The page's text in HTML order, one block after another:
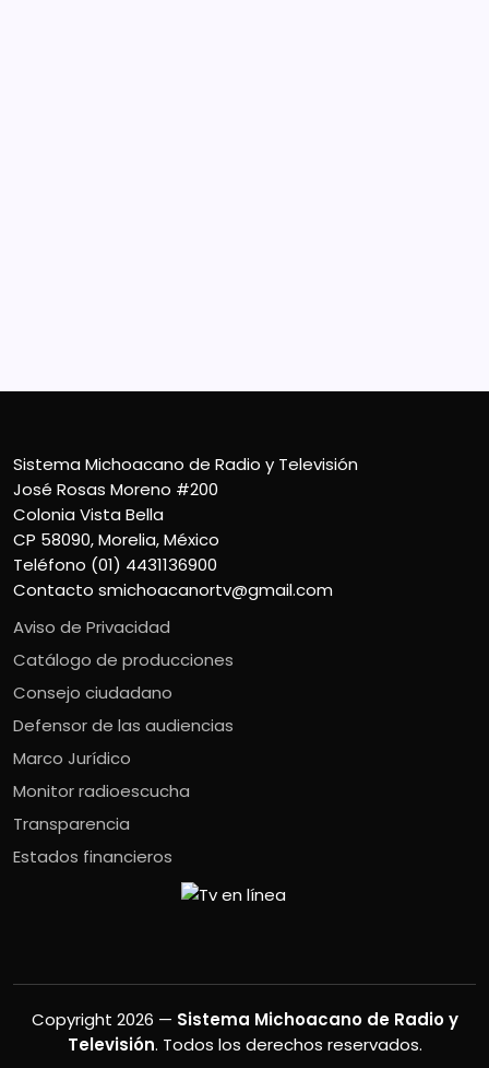
Sistema Michoacano de Radio y Televisión
José Rosas Moreno #200
Colonia Vista Bella
CP 58090, Morelia, México
Teléfono (01) 4431136900
Contacto smichoacanortv@gmail.com
Aviso de Privacidad
Catálogo de producciones
Consejo ciudadano
Defensor de las audiencias
Marco Jurídico
Monitor radioescucha
Transparencia
Estados financieros
Copyright 2026 — Sistema Michoacano de Radio y
Televisión. Todos los derechos reservados.